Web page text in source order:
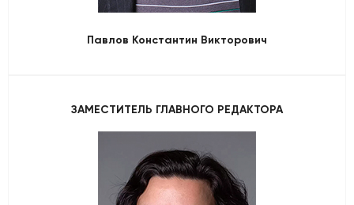
Павлов Константин Викторович
ЗАМЕСТИТЕЛЬ ГЛАВНОГО РЕДАКТОРА